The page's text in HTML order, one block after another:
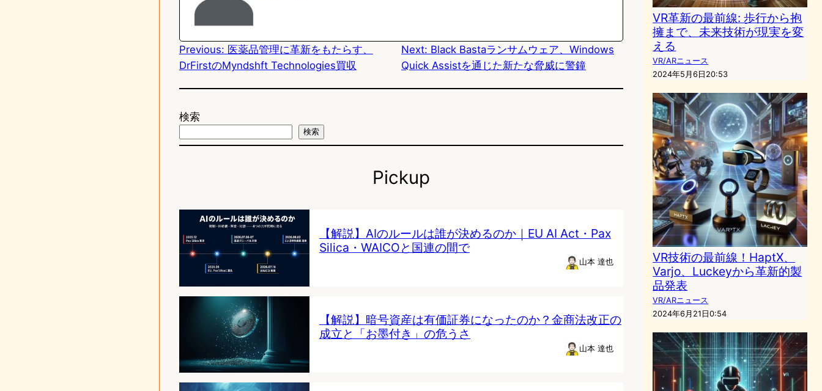
o
n
y
o
k
Previous: 医薬品管理に革新をもたらす、
DrFirstのMyndshft Technologies買収
Next: Black Bastaランサムウェア、Windows
Quick Assistを通じた新たな脅威に警鐘
検索
検索
Pickup
【解説】AIのルールは誰が決めるのか｜EU AI Act・Pax
Silica・WAICOと国連の間で
山本 達也
【解説】暗号資産は有価証券になったのか？金商法改正の
成立と「お墨付き」の危うさ
山本 達也
VR革新の最前線: 歩行から抱
擁まで、未来技術が現実を変
える
VR/ARニュース
2024年5月6日20:53
VR技術の最前線！HaptX、
Varjo、Luckeyから革新的製
品発表
VR/ARニュース
2024年6月21日0:54